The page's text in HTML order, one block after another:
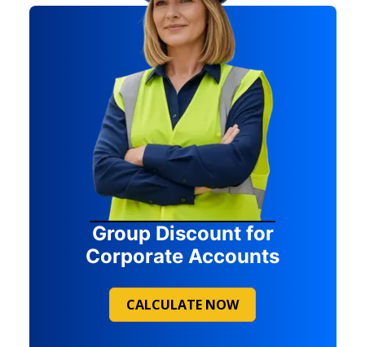
Group Discount for
Corporate Accounts
CALCULATE NOW